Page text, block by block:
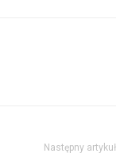
Następny artykuł